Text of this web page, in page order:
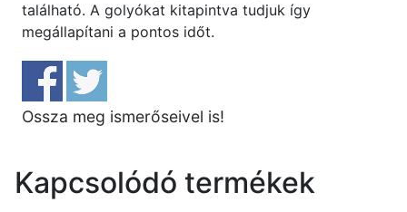
található. A golyókat kitapintva tudjuk így
megállapítani a pontos időt.
Ossza meg ismerőseivel is!
Kapcsolódó termékek